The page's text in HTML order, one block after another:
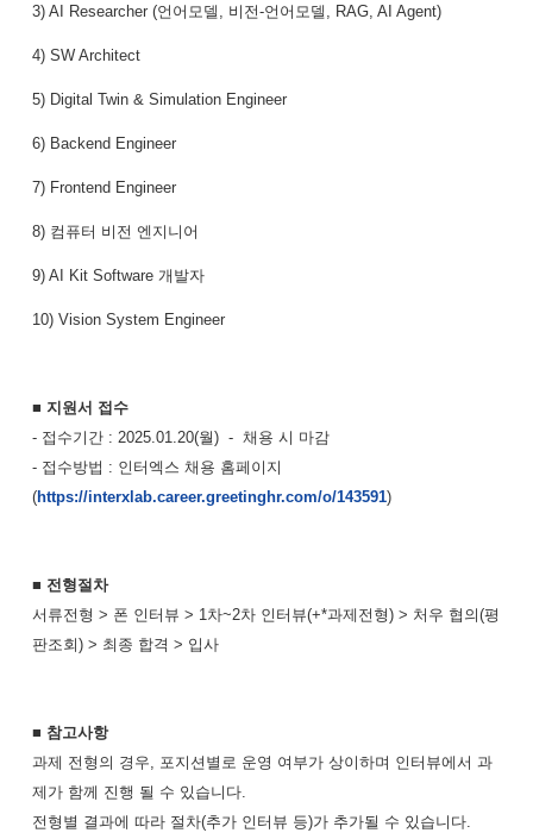
3) AI Researcher (언어모델, 비전-언어모델, RAG, AI Agent)
4) SW Architect
5) Digital Twin & Simulation Engineer
6) Backend Engineer
7) Frontend Engineer
8) 컴퓨터 비전 엔지니어
9) AI Kit Software 개발자
10) Vision System Engineer
■ 지원서 접수
- 접수기간 : 2025.01.20(월) - 채용 시 마감
- 접수방법 : 인터엑스 채용 홈페이지
(https://interxlab.career.greetinghr.com/o/143591)
■ 전형절차
서류전형 > 폰 인터뷰 > 1차~2차 인터뷰(+*과제전형) > 처우 협의(평
판조회) > 최종 합격 > 입사
■ 참고사항
과제 전형의 경우, 포지션별로 운영 여부가 상이하며 인터뷰에서 과
제가 함께 진행 될 수 있습니다.
전형별 결과에 따라 절차(추가 인터뷰 등)가 추가될 수 있습니다.